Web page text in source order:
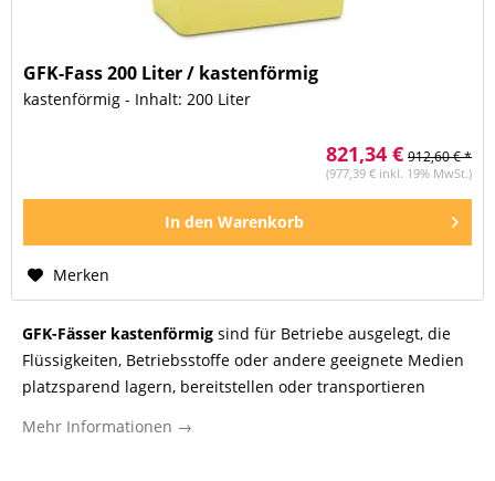
GFK-Fass 200 Liter / kastenförmig
kastenförmig - Inhalt: 200 Liter
821,34 € 912,60 € *
(977,39 € inkl. 19% MwSt.)
In den Warenkorb
Merken
GFK-Fässer kastenförmig sind für Betriebe ausgelegt, die
Flüssigkeiten, Betriebsstoffe oder andere geeignete Medien
platzsparend lagern, bereitstellen oder transportieren
Mehr Informationen →